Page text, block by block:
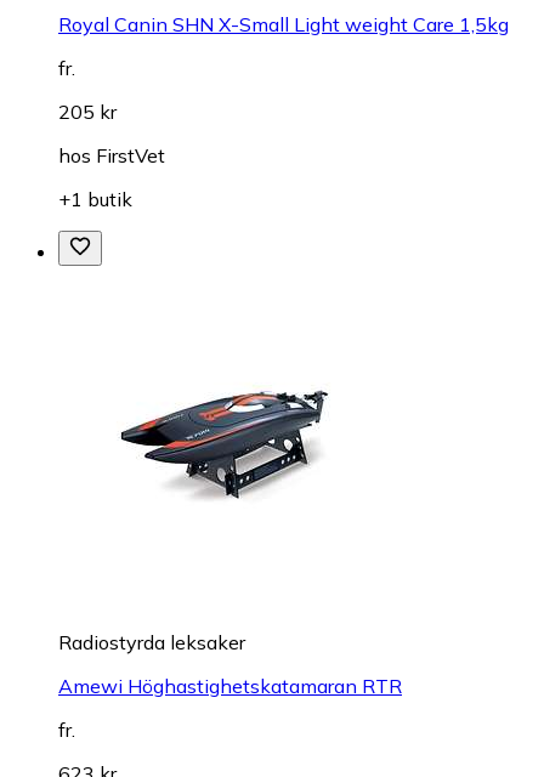
Royal Canin SHN X-Small Light weight Care 1,5kg
fr.
205 kr
hos FirstVet
+1 butik
Radiostyrda leksaker
Amewi Höghastighetskatamaran RTR
fr.